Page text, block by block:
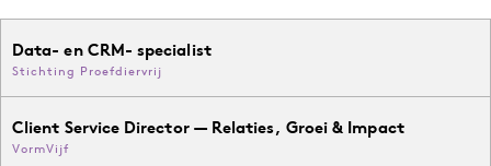
Data- en CRM- specialist
Stichting Proefdiervrij
Client Service Director — Relaties, Groei & Impact
VormVijf